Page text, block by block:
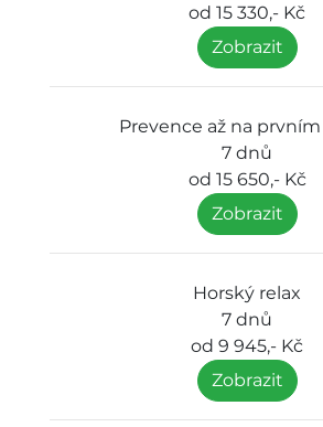
od 15 330,- Kč
Zobrazit
Prevence až na
7 dnů
od 15 650,- Kč
Zobrazit
Horský relax
7 dnů
od 9 945,- Kč
Zobrazit